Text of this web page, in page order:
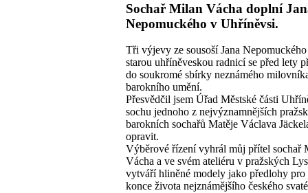
Sochař Milan Vácha doplní
Nepomuckého v Uhříněvsi.
Tři výjevy ze sousoší Jana
starou uhříněveskou radnicí se před lety
do soukromé sbírky neznámého
barokního umění.
Přesvědčil jsem Úřad Městské části
sochu jednoho z nejvýznamnějších
barokních sochařů Matěje Václava
opravit.
Výběrové řízení vyhrál můj přítel sochař
Vácha a ve svém ateliéru v pražských
vytváří hliněné modely jako předlohy
konce života nejznámějšího českého